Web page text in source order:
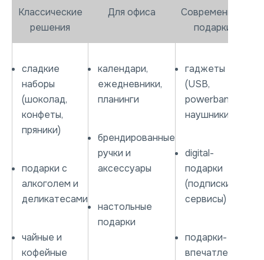
Классические
решения
Для офиса
Современные
подарки
сладкие
наборы
(шоколад,
конфеты,
пряники)
подарки с
алкоголем и
деликатесами
чайные и
кофейные
календари,
ежедневники,
планинги
брендированные
ручки и
аксессуары
настольные
подарки
гаджеты
(USB,
powerbank,
наушники)
digital-
подарки
(подписки,
сервисы)
подарки-
впечатления